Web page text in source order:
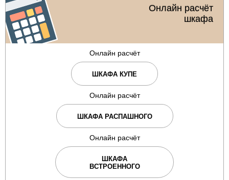
Онлайн расчёт
шкафа
Онлайн расчёт
ШКАФА КУПЕ
Онлайн расчёт
ШКАФА РАСПАШНОГО
Онлайн расчёт
ШКАФА
ВСТРОЕННОГО